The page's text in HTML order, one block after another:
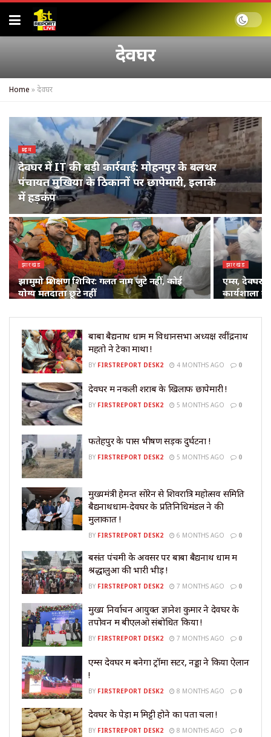
देवघर
Home »देवघर
क्राइम
देवघर में IT की बड़ी कार्रवाई: मोहनपुर के बलथर
पंचायत मुखिया के ठिकानों पर छापेमारी, इलाके
में हड़कंप
झारखंड
झामुमो प्रशिक्षण शिविर: गलत नाम जुटे नहीं, कोई
योग्य मतदाता छूटे नहीं
झारखंड
एम्स, देवघर में
कार्यशाला
बाबा बैद्यनाथ धाम में विधानसभा अध्यक्ष रवींद्रनाथ
महतो ने टेका माथा !
BY FIRSTREPORT DESK2 4 MONTHS AGO 0
देवघर में नकली शराब के खिलाफ छापेमारी !
BY FIRSTREPORT DESK2 5 MONTHS AGO 0
फतेहपुर के पास भीषण सड़क दुर्घटना !
BY FIRSTREPORT DESK2 5 MONTHS AGO 0
मुख्यमंत्री हेमन्त सोरेन से शिवरात्रि महोत्सव समिति
बैद्यनाथधाम-देवघर के प्रतिनिधिमंडल ने की
मुलाकात !
BY FIRSTREPORT DESK2 6 MONTHS AGO 0
बसंत पंचमी के अवसर पर बाबा बैद्यनाथ धाम में
श्रद्धालुओं की भारी भीड़ !
BY FIRSTREPORT DESK2 7 MONTHS AGO 0
मुख्य निर्वाचन आयुक्त ज्ञानेश कुमार ने देवघर के
तपोवन में बीएलओ संबोधित किया !
BY FIRSTREPORT DESK2 7 MONTHS AGO 0
एम्स देवघर में बनेगा ट्रॉमा सेंटर, नड्डा ने किया ऐलान
!
BY FIRSTREPORT DESK2 8 MONTHS AGO 0
देवघर के पेड़ों में मिट्टी होने का पता चला !
BY FIRSTREPORT DESK2 8 MONTHS AGO 0